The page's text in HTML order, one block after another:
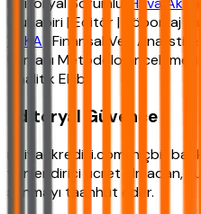
Muhabiri | Editör | Röportaj
YAKA | Finansal Veri Analisti
Uzmanı Metodoloji
Analitik Ekibi
Editoryal Güvence
ihtiyackredisi.com, hiçbir
yönlendirici ücret almadan,
sunmayı taahhüt eder.